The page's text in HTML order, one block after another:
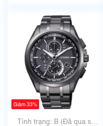
Giảm 33%
Tình trạng: B (Đã qua sử